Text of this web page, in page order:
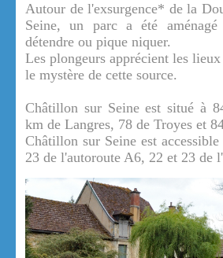
Autour de l'exsurgence* de la
Seine, un parc a été
détendre ou pique niquer.
Les plongeurs apprécient les
le mystère de cette source.
Châtillon sur Seine est situé à
km de Langres, 78 de Troyes et
Châtillon sur Seine est
23 de l'autoroute A6, 22 et 23 de